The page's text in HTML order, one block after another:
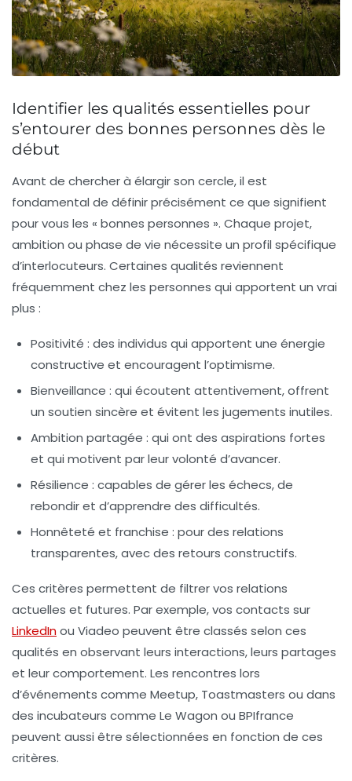
Identifier les qualités essentielles pour
s’entourer des bonnes personnes dès le
début
Avant de chercher à élargir son cercle, il est
fondamental de définir précisément ce que signifient
pour vous les « bonnes personnes ». Chaque projet,
ambition ou phase de vie nécessite un profil spécifique
d’interlocuteurs. Certaines qualités reviennent
fréquemment chez les personnes qui apportent un vrai
plus :
Positivité : des individus qui apportent une énergie
constructive et encouragent l’optimisme.
Bienveillance : qui écoutent attentivement, offrent
un soutien sincère et évitent les jugements inutiles.
Ambition partagée : qui ont des aspirations fortes
et qui motivent par leur volonté d’avancer.
Résilience : capables de gérer les échecs, de
rebondir et d’apprendre des difficultés.
Honnêteté et franchise : pour des relations
transparentes, avec des retours constructifs.
Ces critères permettent de filtrer vos relations
actuelles et futures. Par exemple, vos contacts sur
LinkedInou Viadeo peuvent être classés selon ces
qualités en observant leurs interactions, leurs partages
et leur comportement. Les rencontres lors
d’événements comme Meetup, Toastmasters ou dans
des incubateurs comme Le Wagon ou BPIfrance
peuvent aussi être sélectionnées en fonction de ces
critères.